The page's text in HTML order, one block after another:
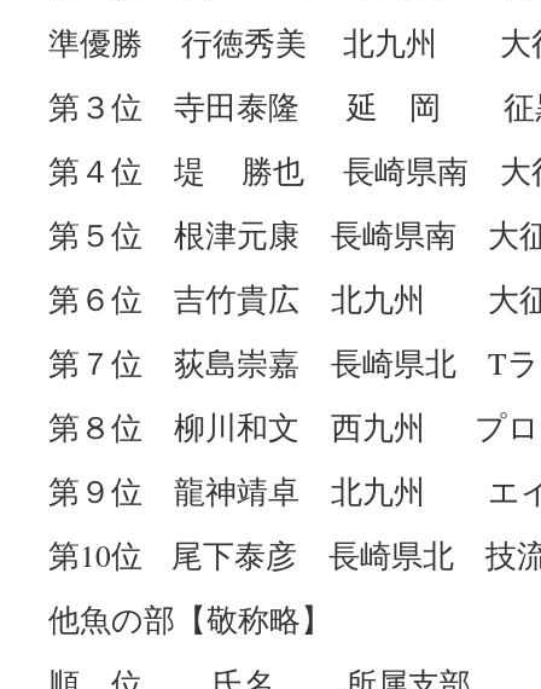
準優勝 行徳秀美 北九州 大
第３位 寺田泰隆 延 岡 征
第４位 堤 勝也 長崎県南 大
第５位 根津元康 長崎県南 大
第６位 吉竹貴広 北九州 大
第７位 荻島崇嘉 長崎県北 Tラ
第８位 柳川和文 西九州 プロ
第９位 龍神靖卓 北九州 エ
第10位 尾下泰彦 長崎県北 技
他魚の部【敬称略】